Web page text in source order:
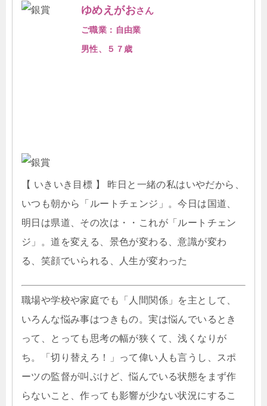
ゆめえがおさん
ご職業：自由業
男性、５７歳
【 いきいき目標 】 昨日と一緒の私はいやだから、
いつも朝から「ルートチェンジ」。今日は国道、
明日は県道、その次は・・これが「ルートチェン
ジ」。道を変える、景色が変わる、意識が変わ
る、笑顔でいられる、人生が変わった
職場や学校や家庭でも「人間関係」を主として、
いろんな悩み事はつきもの。実は悩んでいるとき
って、とっても思考の幅が狭くて、浅くなりが
ち。「切り替えろ！」って偉い人も言うし、スポ
ーツの監督が叫ぶけど、悩んでいる状態をまず作
らないこと、作っても影響が少ない状況にするこ